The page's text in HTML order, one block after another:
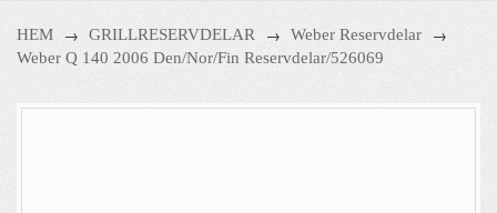
HEM → GRILLRESERVDELAR → Weber Reservdelar →
Weber Q 140 2006 Den/Nor/Fin Reservdelar/526069